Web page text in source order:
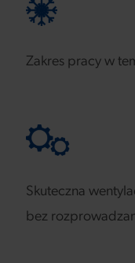
Zakres pracy w
Skuteczna
bez